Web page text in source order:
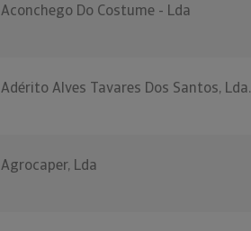
Aconchego Do Costume - Lda
Adérito Alves Tavares Dos Santos, Lda.
Agrocaper, Lda